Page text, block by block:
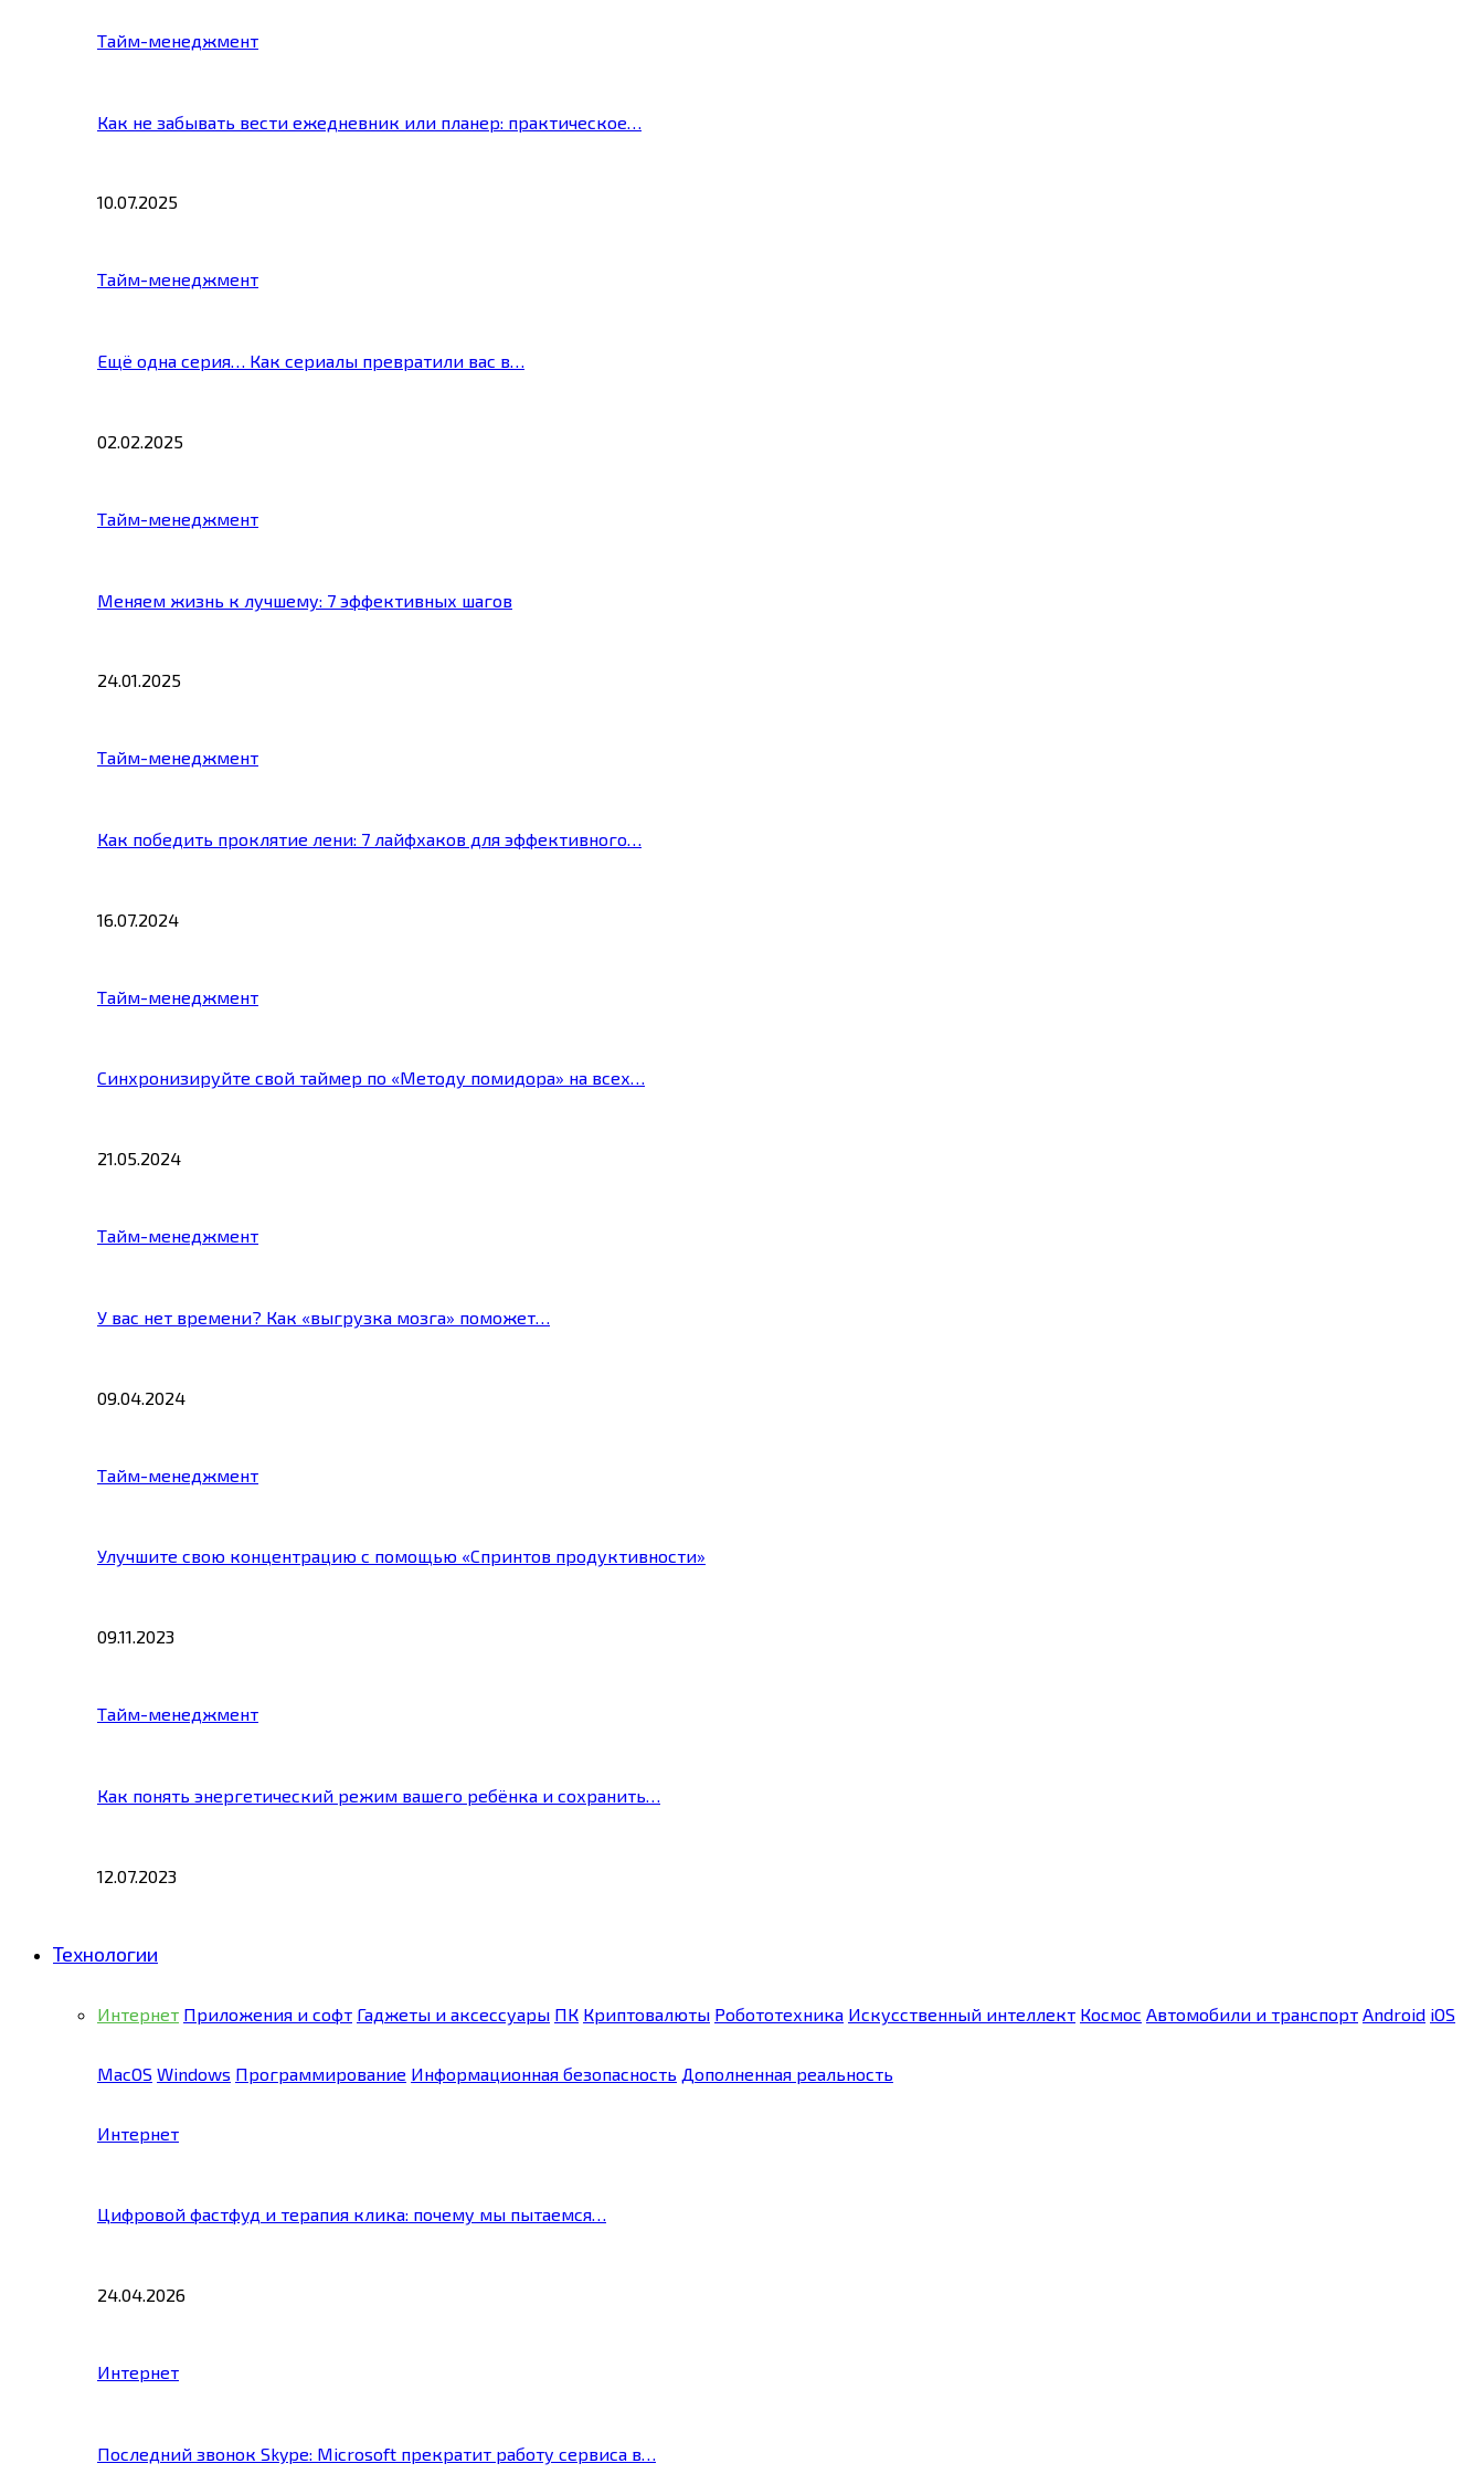
Тайм-менеджмент
Как не забывать вести ежедневник или планер: практическое…
10.07.2025
Тайм-менеджмент
Ещё одна серия… Как сериалы превратили вас в…
02.02.2025
Тайм-менеджмент
Меняем жизнь к лучшему: 7 эффективных шагов
24.01.2025
Тайм-менеджмент
Как победить проклятие лени: 7 лайфхаков для эффективного…
16.07.2024
Тайм-менеджмент
Синхронизируйте свой таймер по «Методу помидора» на всех…
21.05.2024
Тайм-менеджмент
У вас нет времени? Как «выгрузка мозга» поможет…
09.04.2024
Тайм-менеджмент
Улучшите свою концентрацию с помощью «Спринтов продуктивности»
09.11.2023
Тайм-менеджмент
Как понять энергетический режим вашего ребёнка и сохранить…
12.07.2023
Технологии
Интернет Приложения и софт Гаджеты и аксессуары ПК Криптовалюты Робототехника Искусственный интеллект Космос Автомобили и транспорт Android iOS
MacOS Windows Программирование Информационная безопасность Дополненная реальность
Интернет
Цифровой фастфуд и терапия клика: почему мы пытаемся…
24.04.2026
Интернет
Последний звонок Skype: Microsoft прекратит работу сервиса в…